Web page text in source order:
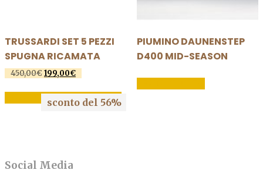
TRUSSARDI SET 5 PEZZI
SPUGNA RICAMATA
450,00€Il
originale
era:
199,00€
attuale
è:
AGGIUNGI AL CARRELLO
sconto del 56%
PIUMINO DAUNENSTEP
D400 MID-SEASON
Social Media